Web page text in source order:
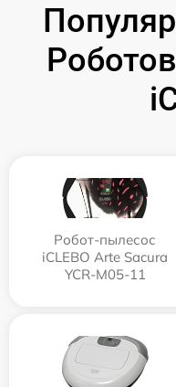
Робот-пылесос
iCLEBO Arte Sacura
YCR-M05-11